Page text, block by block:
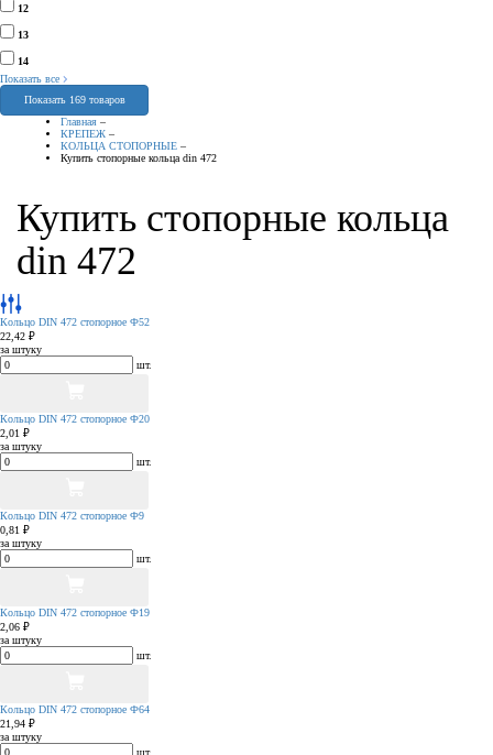
12
13
14
Показать все
Показать 169 товаров
Главная –
КРЕПЕЖ –
КОЛЬЦА СТОПОРНЫЕ –
Купить стопорные кольца din 472
Купить стопорные кольца
din 472
Кольцо DIN 472 стопорное Ф52
22,42 ₽
за штуку
шт.
Кольцо DIN 472 стопорное Ф20
2,01 ₽
за штуку
шт.
Кольцо DIN 472 стопорное Ф9
0,81 ₽
за штуку
шт.
Кольцо DIN 472 стопорное Ф19
2,06 ₽
за штуку
шт.
Кольцо DIN 472 стопорное Ф64
21,94 ₽
за штуку
шт.